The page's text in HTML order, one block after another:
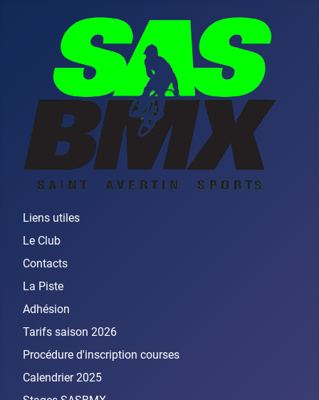
Liens utiles
Le Club
Contacts
La Piste
Adhésion
Tarifs saison 2026
Procédure d'inscription courses
Calendrier 2025